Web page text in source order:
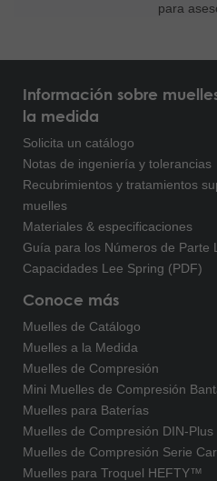
para
Información sobre
la medida
Solicita un catálogo
Notas de ingeniería y tolerancias
Recubrimientos y tratamientos
muelles
Materiales & especificaciones
Guía para los Números de Parte
Capacidades Lee Spring (PDF)
Conoce más
Muelles de Catálogo
Muelles a la Medida
Muelles de Compresión
Mini Muelles de Compresión
Muelles para Baterías
Muelles de Compresión DIN-Plus
Muelles de Compresión Serie
Muelles para Troquel HEFTY™